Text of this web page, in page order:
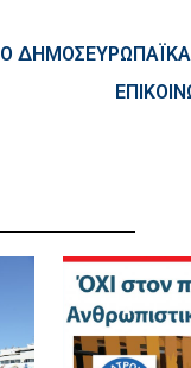
Ο ΔΗΜΟΣ